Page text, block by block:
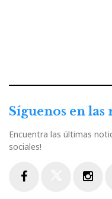
Síguenos en las
Encuentra las últimas
sociales!